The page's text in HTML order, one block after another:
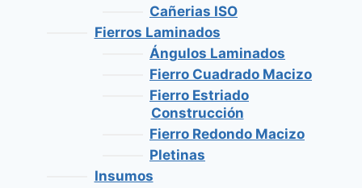
Cañerias ISO
Fierros Laminados
Ángulos Laminados
Fierro Cuadrado Macizo
Fierro Estriado
Construcción
Fierro Redondo Macizo
Pletinas
Insumos